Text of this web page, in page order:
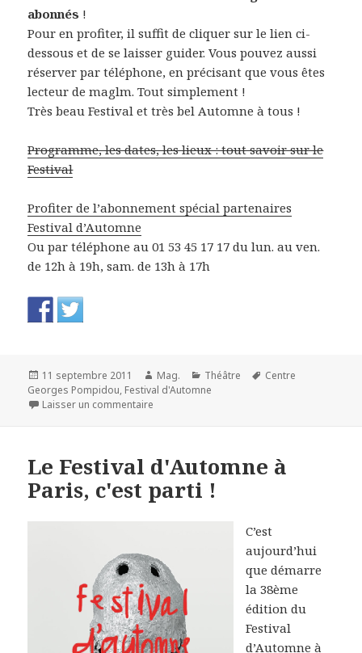
abonnés !
Pour en profiter, il suffit de cliquer sur le lien ci-
dessous et de se laisser guider. Vous pouvez aussi
réserver par téléphone, en précisant que vous êtes
lecteur de maglm. Tout simplement !
Très beau Festival et très bel Automne à tous !
Programme, les dates, les lieux : tout savoir sur le
Festival
Profiter de l’abonnement spécial partenaires
Festival d’Automne
Ou par téléphone au 01 53 45 17 17 du lun. au ven.
de 12h à 19h, sam. de 13h à 17h
Publié
le
11 septembre 2011 Auteur
Mag. Catégories
Théâtre
Mots-
Centre
Georges Pompidou, Festival d'Automne
Laisser un commentaire
Le Festival d'Automne à
Paris, c'est parti !
C’est
aujourd’hui
que démarre
la 38ème
édition du
Festival
d’Automne à